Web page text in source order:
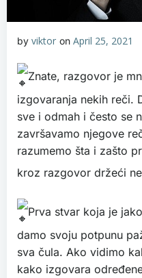
by viktor on April 25, 2021
Znate, razgovor je
izgovaranja nekih reči.
sve i odmah i često se
završavamo njegove
razumemo šta i zašto
kroz razgovor držeći
Prva stvar koja je
damo svoju potpunu
sva čula. Ako vidimo
kako izgovara